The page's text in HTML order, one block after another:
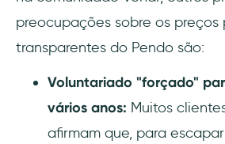
preocupações sobre os preços
transparentes do Pendo são:
Voluntariado "forçado"
vários anos: Muitos
afirmam que, para